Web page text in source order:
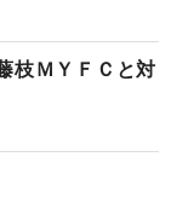
枝ＭＹＦＣと対